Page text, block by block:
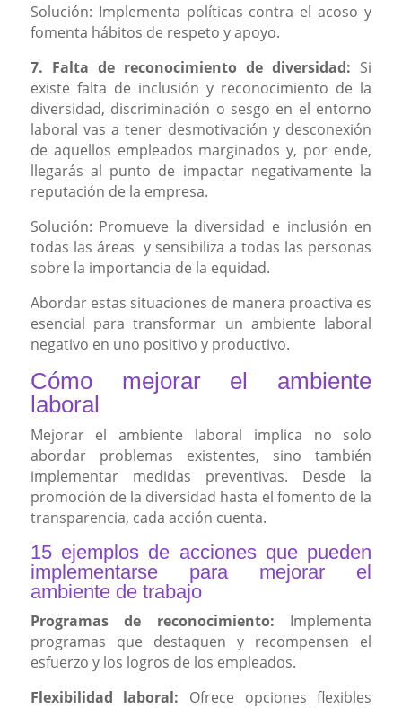
Solución: Implementa políticas contra el acoso y
fomenta hábitos de respeto y apoyo.
7. Falta de reconocimiento de diversidad: Si
existe falta de inclusión y reconocimiento de la
diversidad, discriminación o sesgo en el entorno
laboral vas a tener desmotivación y desconexión
de aquellos empleados marginados y, por ende,
llegarás al punto de impactar negativamente la
reputación de la empresa.
Solución: Promueve la diversidad e inclusión en
todas las áreas y sensibiliza a todas las personas
sobre la importancia de la equidad.
Abordar estas situaciones de manera proactiva es
esencial para transformar un ambiente laboral
negativo en uno positivo y productivo.
Cómo mejorar el ambiente
laboral
Mejorar el ambiente laboral implica no solo
abordar problemas existentes, sino también
implementar medidas preventivas. Desde la
promoción de la diversidad hasta el fomento de la
transparencia, cada acción cuenta.
15 ejemplos de acciones que pueden
implementarse para mejorar el
ambiente de trabajo
Programas de reconocimiento: Implementa
programas que destaquen y recompensen el
esfuerzo y los logros de los empleados.
Flexibilidad laboral: Ofrece opciones flexibles